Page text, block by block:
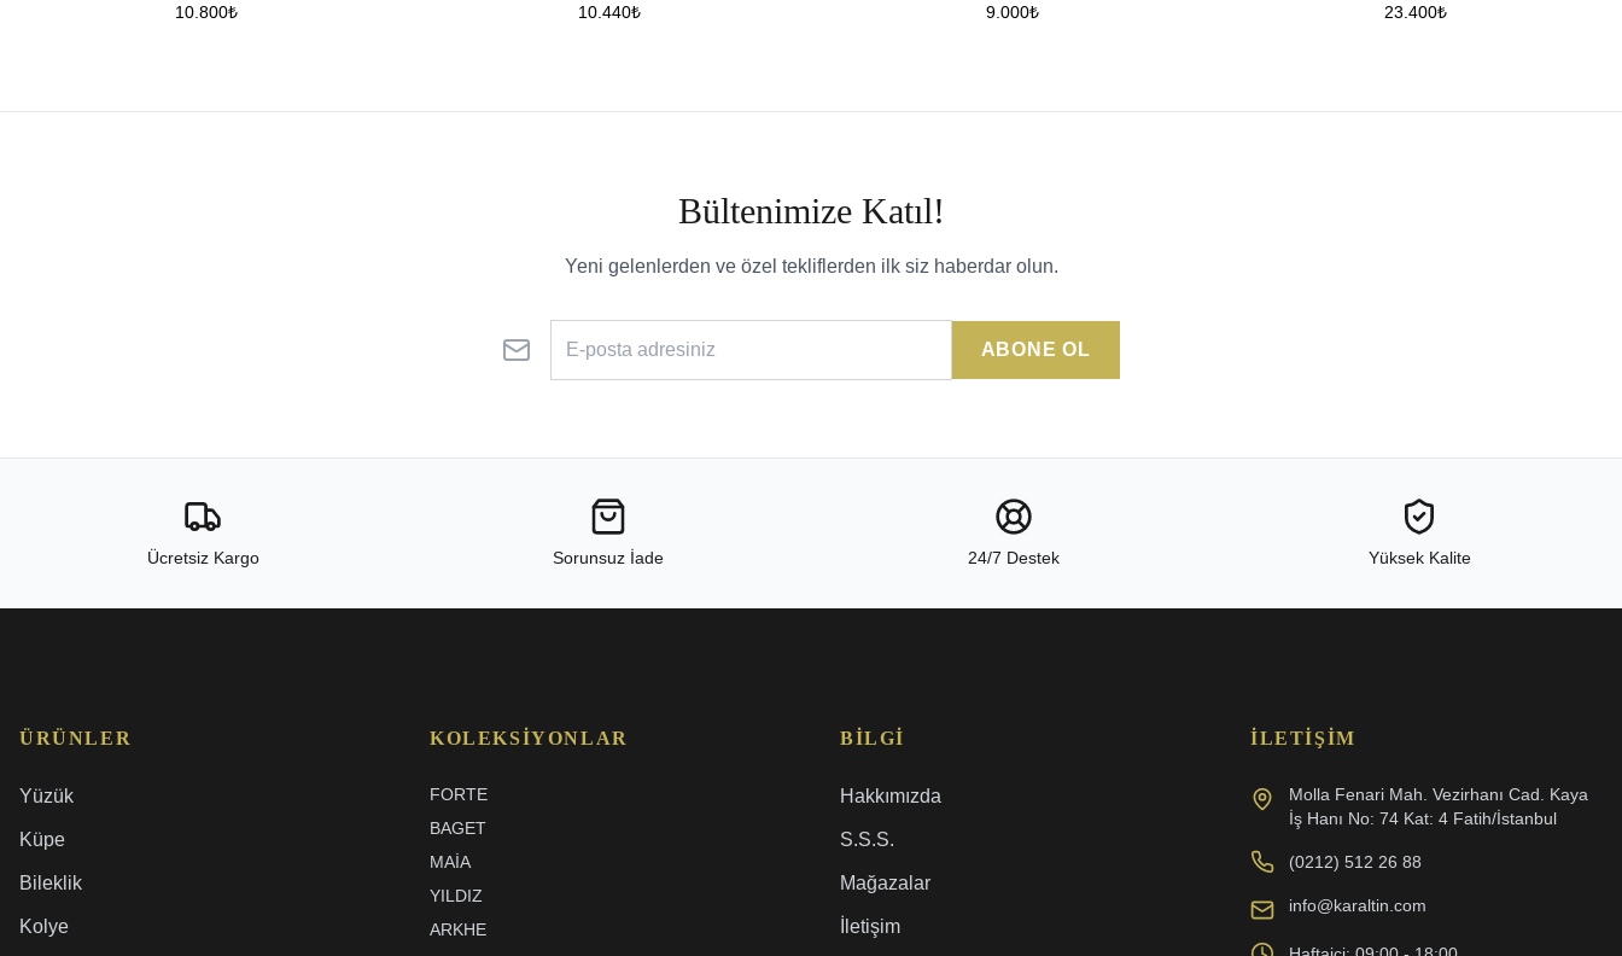
10.800₺ 10.440₺ 9.000₺ 23.400₺
Bültenimize Katıl!
Yeni gelenlerden ve özel tekliflerden ilk siz haberdar olun.
ABONE OL
Ücretsiz Kargo Sorunsuz İade 24/7 Destek Yüksek Kalite
ÜRÜNLER
Yüzük
Küpe
Bileklik
Kolye
KOLEKSIYONLAR
FORTE
BAGET
MAIA
YILDIZ
ARKHE
BILGI
Hakkımızda
S.S.S.
Mağazalar
İletişim
İLETIŞIM
Molla Fenari Mah. Vezirhanı Cad. Kaya
İş Hanı No: 74 Kat: 4 Fatih/İstanbul
(0212) 512 26 88
info@karaltin.com